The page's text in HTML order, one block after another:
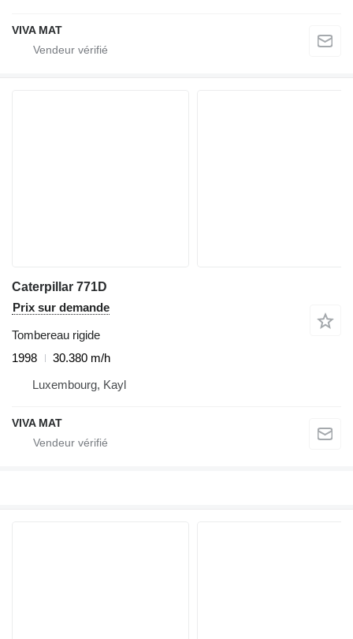
VIVA MAT
Caterpillar 771D
Prix sur demande
Tombereau rigide
1998
30.380 m/h
Luxembourg, Kayl
VIVA MAT